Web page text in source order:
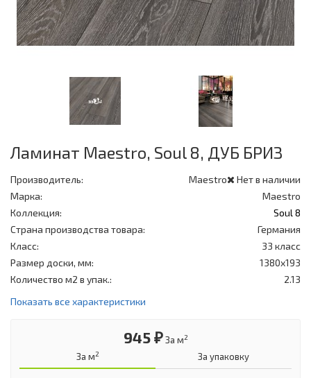
Ламинат Maestro, Soul 8, ДУБ БРИЗ
Нет в наличии
Производитель:
Maestro
Марка:
Maestro
Коллекция:
Soul 8
Страна производства товара:
Германия
Класс:
33 класс
Размер доски, мм:
1380x193
Количество м2 в упак.:
2.13
Показать все характеристики
945 ₽ За м2
За м2 За упаковку